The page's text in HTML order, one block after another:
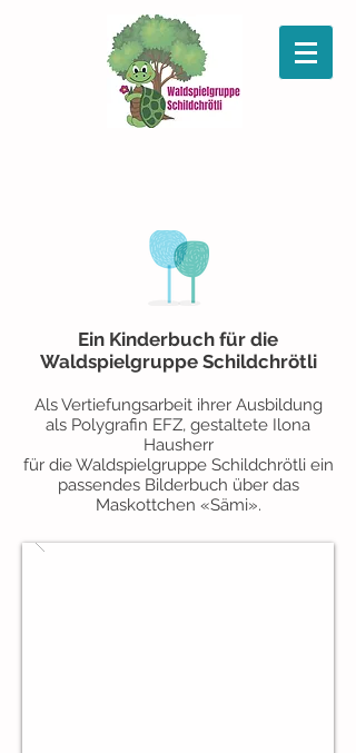
Ein Kinderbuch für die
Waldspielgruppe Schildchrötli
Als Vertiefungsarbeit ihrer Ausbildung
als Polygrafin EFZ, gestaltete Ilona
Hausherr
für die Waldspielgruppe Schildchrötli ein
passendes Bilderbuch über das
Maskottchen «Sämi».